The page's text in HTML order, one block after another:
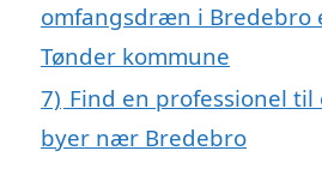
omfangsdræn i Bredebro
Tønder kommune
7) Find en professionel
byer nær Bredebro